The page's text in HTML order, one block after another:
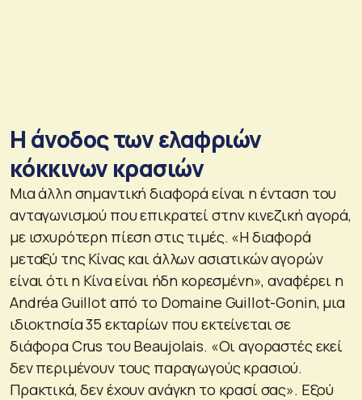
Η άνοδος των ελαφριών
κόκκινων κρασιών
Μια άλλη σημαντική διαφορά είναι η ένταση του
ανταγωνισμού που επικρατεί στην κινεζική αγορά,
με ισχυρότερη πίεση στις τιμές. «Η διαφορά
μεταξύ της Κίνας και άλλων ασιατικών αγορών
είναι ότι η Κίνα είναι ήδη κορεσμένη», αναφέρει η
Andréa Guillot από το Domaine Guillot-Gonin, μια
ιδιοκτησία 35 εκταρίων που εκτείνεται σε
διάφορα Crus του Beaujolais. «Οι αγοραστές εκεί
δεν περιμένουν τους παραγωγούς κρασιού.
Πρακτικά, δεν έχουν ανάγκη το κρασί σας». Εξού